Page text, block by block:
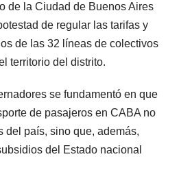
de la Ciudad de Buenos Aires
de regular las tarifas y
de las 32 líneas de colectivos
territorio del distrito.
se fundamentó en que
de pasajeros en CABA no
del país, sino que, además,
del Estado nacional